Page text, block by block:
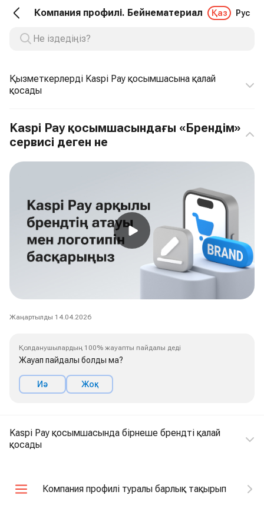
Компания профилі. Бейнематериал Қаз Рус
Қызметкерлерді Kaspi Pay қосымшасына қалай
қосады
Kaspi Pay қосымшасындағы «Брендім»
сервисі деген не
Жаңартылды 14.04.2026
Қолданушылардың 100% жауапты пайдалы деді
Жауап пайдалы болды ма?
Иә Жоқ
Kaspi Pay қосымшасында бірнеше брендті қалай
қосады
Компания профилі туралы барлық тақырып